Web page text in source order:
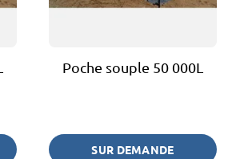
Poche souple 50 000L
SUR DEMANDE